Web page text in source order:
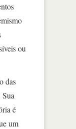
ou
das
é
um